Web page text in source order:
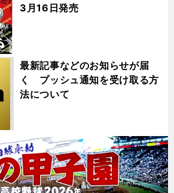
3月16日発売
最新記事などのお知らせが届
く プッシュ通知を受け取る方
法について